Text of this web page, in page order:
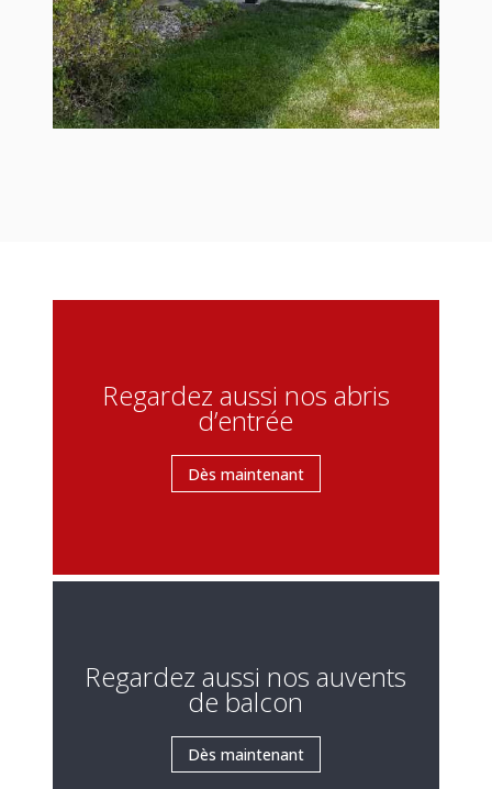
Regardez aussi nos abris
d’entrée
Dès maintenant
Regardez aussi nos auvents
de balcon
Dès maintenant